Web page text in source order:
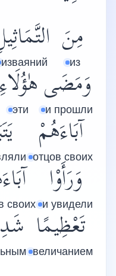
مِنَ
из
изваяний
وَمَضَى
и прошли
هٰؤُلَاءِ
эти
آبَاءَهُمْ
отцов своих
وَرَأَوْا
и увидели
своих
تَعْظِيمًا
величанием